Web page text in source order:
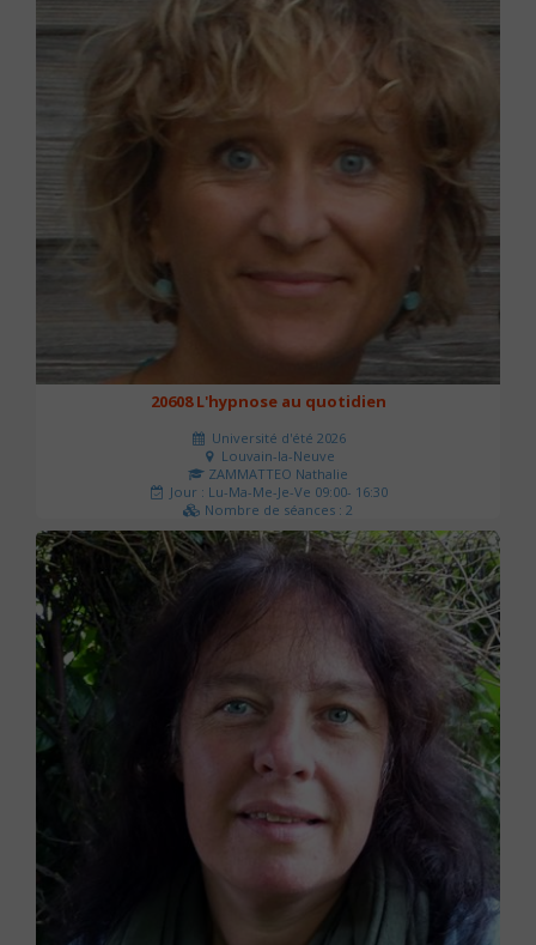
20608 L'hypnose au quotidien
Université d'été 2026
Louvain-la-Neuve
ZAMMATTEO Nathalie
Jour : Lu-Ma-Me-Je-Ve 09:00- 16:30
Nombre de séances : 2
140 €